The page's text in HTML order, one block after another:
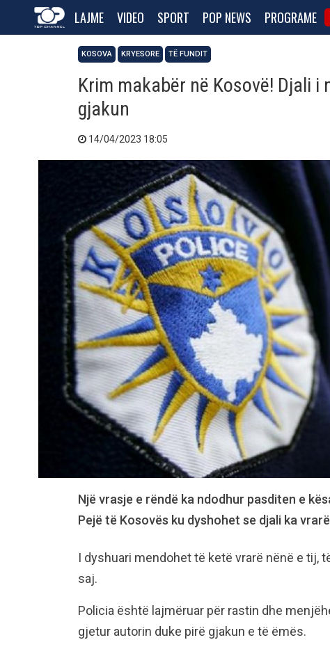
LAJME VIDEO SPORT POP NEWS PROGRAME
KOSOVA KRYESORE TË FUNDIT
Krim makabër në Kosovë! Djali i
gjakun
14/04/2023 18:05
Një vrasje e rëndë ka ndodhur pasditen e
Pejë të Kosovës ku dyshohet se djali ka
I dyshuari mendohet të ketë vrarë nënë e tij,
saj.
Policia është lajmëruar për rastin dhe
gjetur autorin duke pirë gjakun e të ëmës.